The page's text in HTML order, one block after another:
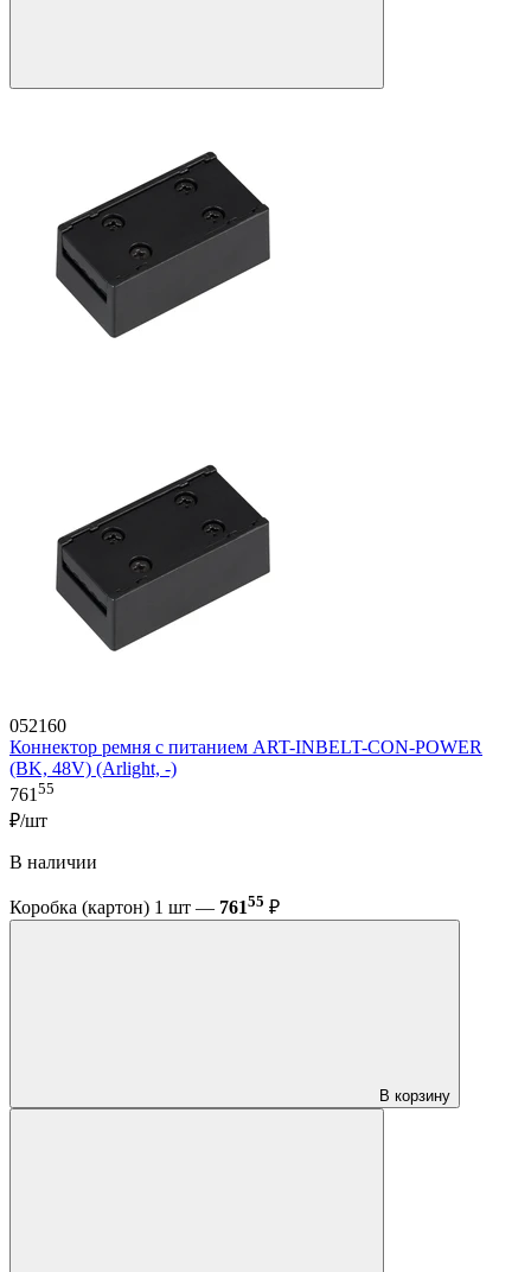
052160
Коннектор ремня с питанием ART-INBELT-CON-POWER
(BK, 48V) (Arlight, -)
76155
₽/шт
В наличии
Коробка (картон) 1 шт — 76155 ₽
В корзину